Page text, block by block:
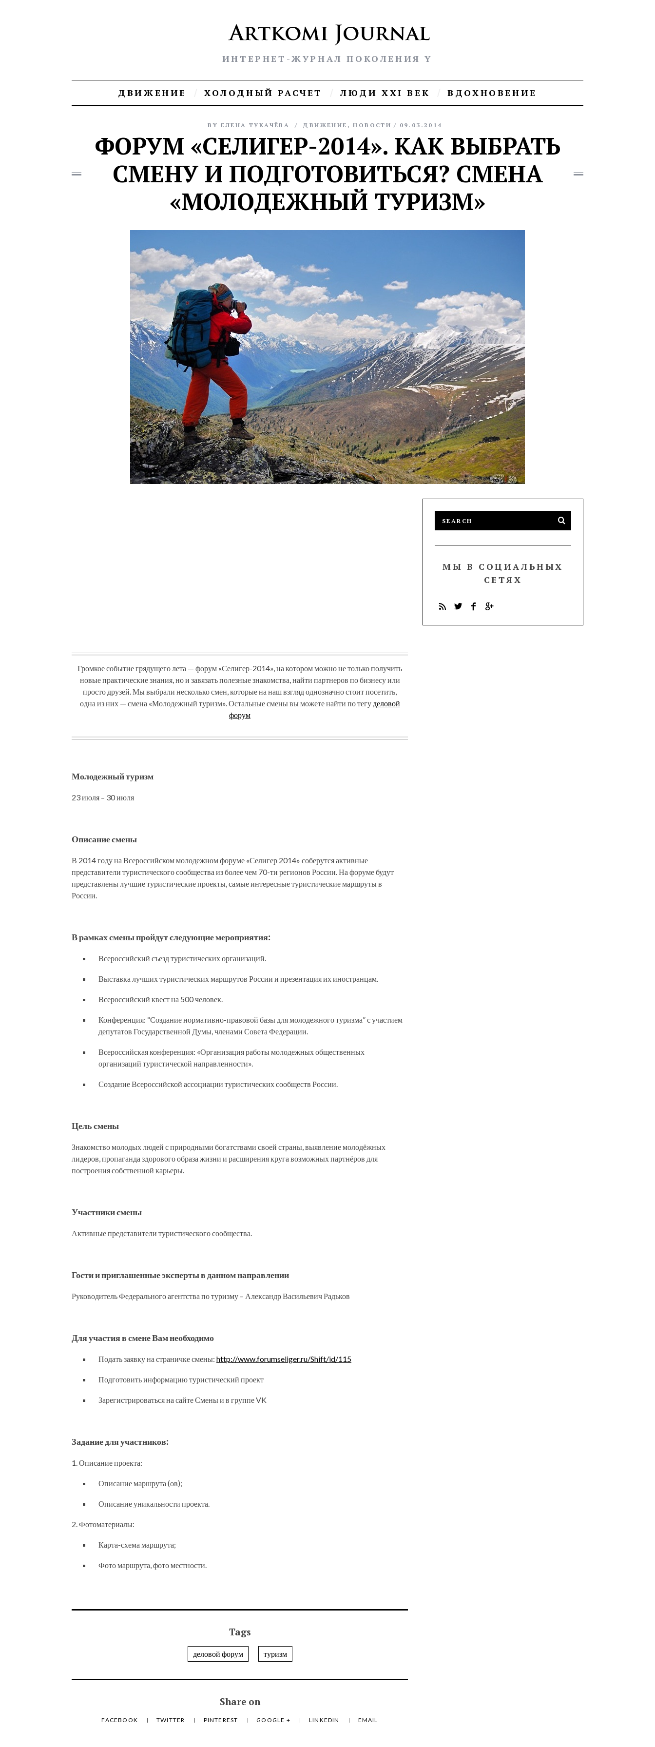
ИНТЕРНЕТ-ЖУРНАЛ ПОКОЛЕНИЯ Y
ДВИЖЕНИЕ ХОЛОДНЫЙ РАСЧЕТ ЛЮДИ XXI ВЕК ВДОХНОВЕНИЕ
BY ЕЛЕНА ТУКАЧЁВА ДВИЖЕНИЕ ,НОВОСТИ 09.03.2014
ФОРУМ «СЕЛИГЕР-2014». КАК ВЫБРАТЬ
СМЕНУ И ПОДГОТОВИТЬСЯ? СМЕНА
«МОЛОДЕЖНЫЙ ТУРИЗМ»
Громкое событие грядущего лета — форум «Селигер-2014», на котором можно не только получить
новые практические знания, но и завязать полезные знакомства, найти партнеров по бизнесу или
просто друзей. Мы выбрали несколько смен, которые на наш взгляд однозначно стоит посетить,
одна из них — смена «Молодежный туризм». Остальные смены вы можете найти по тегу деловой
форум
Молодежный туризм
23 июля – 30 июля
Описание смены
В 2014 году на Всероссийском молодежном форуме «Селигер 2014» соберутся активные
представители туристического сообщества из более чем 70-ти регионов России. На форуме будут
представлены лучшие туристические проекты, самые интересные туристические маршруты в
России.
В рамках смены пройдут следующие мероприятия:
Всероссийский съезд туристических организаций.
Выставка лучших туристических маршрутов России и презентация их иностранцам.
Всероссийский квест на 500 человек.
Конференция: “Создание нормативно-правовой базы для молодежного туризма” с участием
депутатов Государственной Думы, членами Совета Федерации.
Всероссийская конференция: «Организация работы молодежных общественных
организаций туристической направленности».
Создание Всероссийской ассоциации туристических сообществ России.
Цель смены
Знакомство молодых людей с природными богатствами своей страны, выявление молодёжных
лидеров, пропаганда здорового образа жизни и расширения круга возможных партнёров для
построения собственной карьеры.
Участники смены
Активные представители туристического сообщества.
Гости и приглашенные эксперты в данном направлении
Руководитель Федерального агентства по туризму – Александр Васильевич Радьков
Для участия в смене Вам необходимо
Подать заявку на страничке смены: http://www.forumseliger.ru/Shift/id/115
Подготовить информацию туристический проект
Зарегистрироваться на сайте Смены и в группе VK
Задание для участников:
1. Описание проекта:
Описание маршрута (ов);
Описание уникальности проекта.
2. Фотоматериалы:
Карта-схема маршрута;
Фото маршрута, фото местности.
Tags
деловой форум туризм
Share on
FACEBOOK TWITTER PINTEREST GOOGLE + LINKEDIN EMAIL
МЫ В СОЦИАЛЬНЫХ
СЕТЯХ